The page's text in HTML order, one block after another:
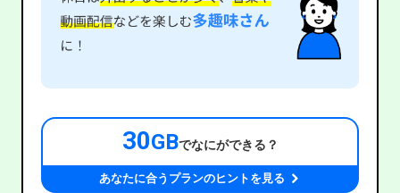
30GBでなにができる？
あなたに合うプランのヒントを見る